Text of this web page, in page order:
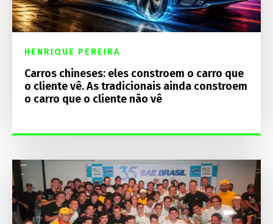
HENRIQUE PEREIRA
Carros chineses: eles constroem o carro que
o cliente vê. As tradicionais ainda constroem
o carro que o cliente não vê